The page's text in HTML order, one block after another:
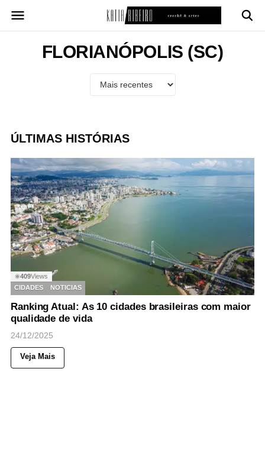
para
FLORIANÓPOLIS (SC)
ÚLTIMAS HISTÓRIAS
◉409Views
CIDADES
NOTICIAS
Ranking Atual: As 10 cidades brasileiras com maior
qualidade de vida
24/12/2025
Veja Mais